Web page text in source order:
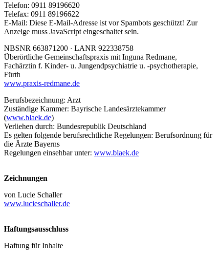
Telefon: 0911 89196620
Telefax: 0911 89196622
E-Mail: Diese E-Mail-Adresse ist vor Spambots geschützt! Zur
Anzeige muss JavaScript eingeschaltet sein.
NBSNR 663871200 · LANR 922338758
Überörtliche Gemeinschaftspraxis mit Inguna Redmane,
Fachärztin f. Kinder- u. Jungendpsychiatrie u. -psychotherapie,
Fürth
www.praxis-redmane.de
Berufsbezeichnung: Arzt
Zuständige Kammer: Bayrische Landesärztekammer
(www.blaek.de)
Verliehen durch: Bundesrepublik Deutschland
Es gelten folgende berufsrechtliche Regelungen: Berufsordnung für
die Ärzte Bayerns
Regelungen einsehbar unter: www.blaek.de
Zeichnungen
von Lucie Schaller
www.lucieschaller.de
Haftungsausschluss
Haftung für Inhalte